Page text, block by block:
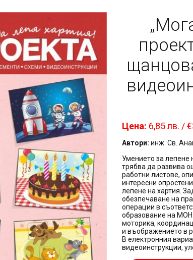
Цена: 6,85 лв. /
Автори: инж. Св.
Умението за лепене
трябва да развива
работни листове,
интересни
лепене на хартия.
обезпечаване на
операции в
образование на
моторика,
и въображението в
В електронния
видеоинструкции,